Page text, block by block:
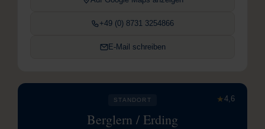
+49 (0) 8731 3254866
E-Mail schreiben
★4,6
STANDORT
Berglern / Erding